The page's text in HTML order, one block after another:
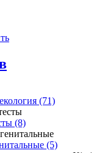
(71)
(8)
(5)